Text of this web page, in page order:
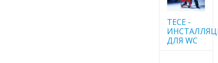
TECE -
ДЛЯ WC